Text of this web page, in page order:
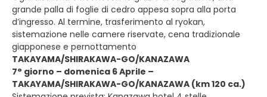
grande palla di foglie di cedro appesa sopra alla porta
d’ingresso. Al termine, trasferimento al ryokan,
sistemazione nelle camere riservate, cena tradizionale
giapponese e pernottamento
TAKAYAMA/SHIRAKAWA-GO/KANAZAWA
7° giorno – domenica 6 Aprile –
TAKAYAMA/SHIRAKAWA-GO/KANAZAWA (km 120 ca.)